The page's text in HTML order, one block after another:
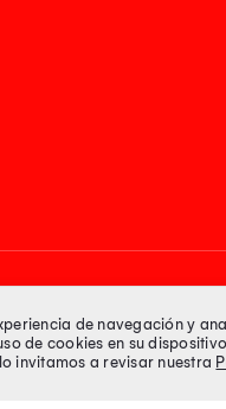
Medios de pago
de navegación y
de cookies en su
invitamos a revisar nuestra